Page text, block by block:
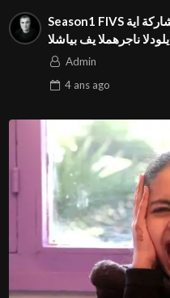
Season1 FIVS فيديو بعنوان « القيم و الأخلاق » للمشاركة اية
الشايب في المهرجان الدولي⁩
Admin
4 ansago